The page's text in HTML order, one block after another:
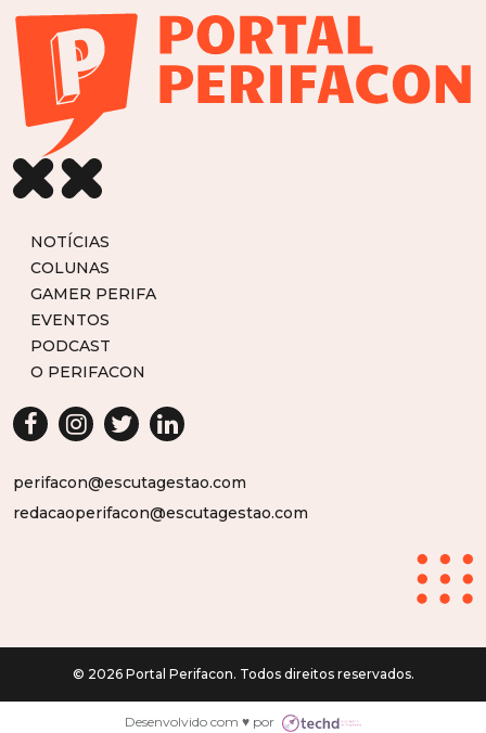
NOTÍCIAS
COLUNAS
GAMER PERIFA
EVENTOS
PODCAST
O PERIFACON
perifacon@escutagestao.com
redacaoperifacon@escutagestao.com
© 2026 Portal Perifacon. Todos direitos reservados.
Desenvolvido com ♥ por